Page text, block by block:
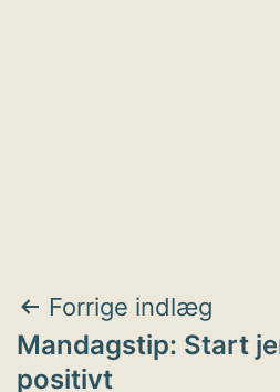
Forrige indlæg
Mandagstip: Start
positivt